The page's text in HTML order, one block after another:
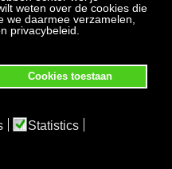
weten over de cookies die
we daarmee verzamelen,
privacybeleid.
Cookies toestaan
Statistics
betalen en bezorging
op afspraak